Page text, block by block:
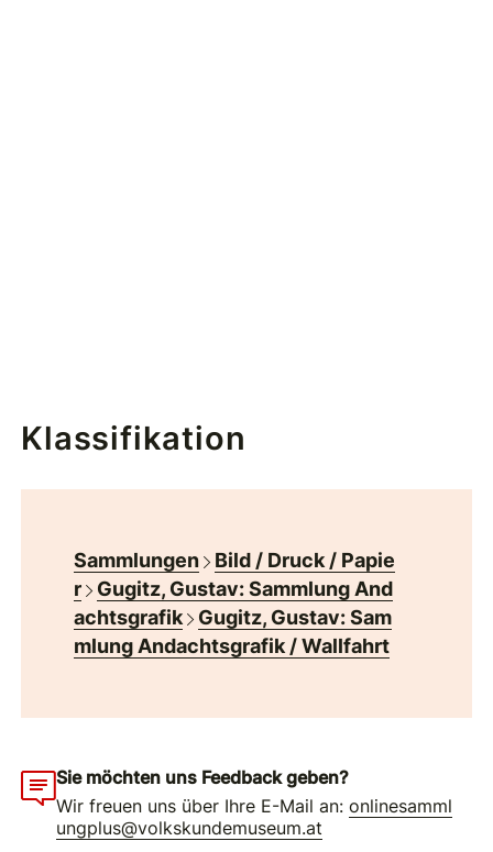
Klassifikation
Sammlungen
Bild / Druck / Papie
r
Gugitz, Gustav: Sammlung And
achtsgrafik
Gugitz, Gustav: Sam
mlung Andachtsgrafik / Wallfahrt
Sie möchten uns Feedback geben?
Wir freuen uns über Ihre E-Mail an:onlinesamml
ungplus@volkskundemuseum.at